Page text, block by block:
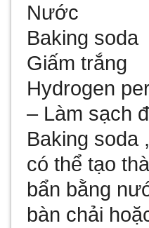
Nước
Baking soda
Giấm trắng
Hydrogen
– Làm sạch
Baking soda
có thể tạo
bẩn bằng
bàn chải